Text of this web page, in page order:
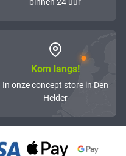
binnen 24 uur
Kom langs!
In onze concept store in Den
Helder